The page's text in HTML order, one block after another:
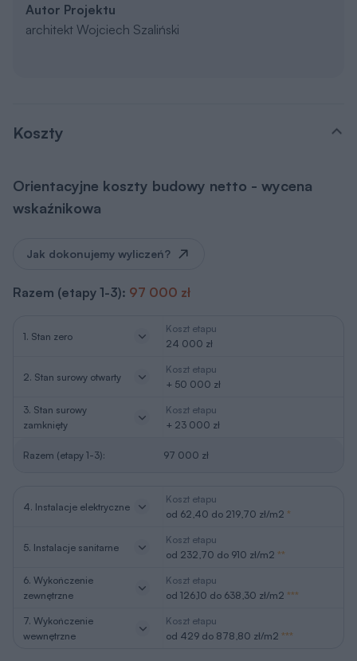
Autor Projektu
architekt Wojciech Szaliński
Koszty
Orientacyjne koszty budowy netto - wycena
wskaźnikowa
Jak dokonujemy wyliczeń?
Razem (etapy 1-3): 97 000 zł
1. Stan zero
Koszt etapu
24 000 zł
2. Stan surowy otwarty
Koszt etapu
+ 50 000 zł
3. Stan surowy
zamknięty
Koszt etapu
+ 23 000 zł
Razem (etapy 1-3): 97 000 zł
4. Instalacje elektryczne
Koszt etapu
od 62,40 do 219,70 zł/m2 *
5. Instalacje sanitarne
Koszt etapu
od 232,70 do 910 zł/m2 **
6. Wykończenie
zewnętrzne
Koszt etapu
od 126,10 do 638,30 zł/m2 ***
7. Wykończenie
wewnętrzne
Koszt etapu
od 429 do 878,80 zł/m2 ***